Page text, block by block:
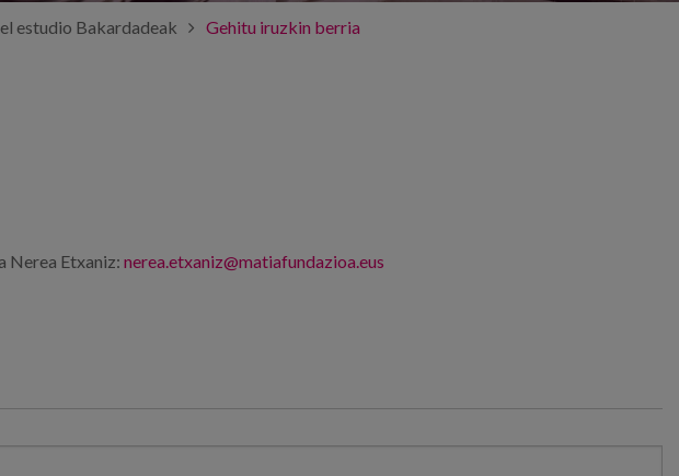
estudio Bakardadeak Gehitu iruzkin berria
Nerea Etxaniz: nerea.etxaniz@matiafundazioa.eus